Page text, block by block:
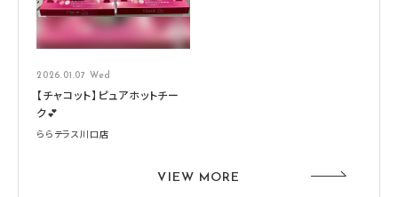
2026.01.07 Wed
【チャコット】ピュアホットチー
ク💕
ららテラス川口店
VIEW MORE